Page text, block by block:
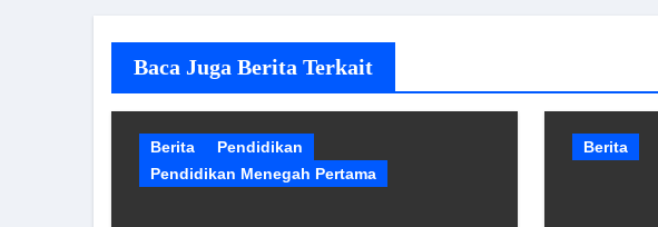
Baca Juga Berita Terkait
Berita
Pendidikan
Pendidikan Menegah Pertama
Berita